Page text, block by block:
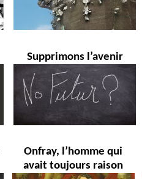
Supprimons l’avenir
Onfray, l’homme qui
avait toujours raison